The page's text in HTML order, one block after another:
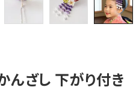
ざし 下がり付き